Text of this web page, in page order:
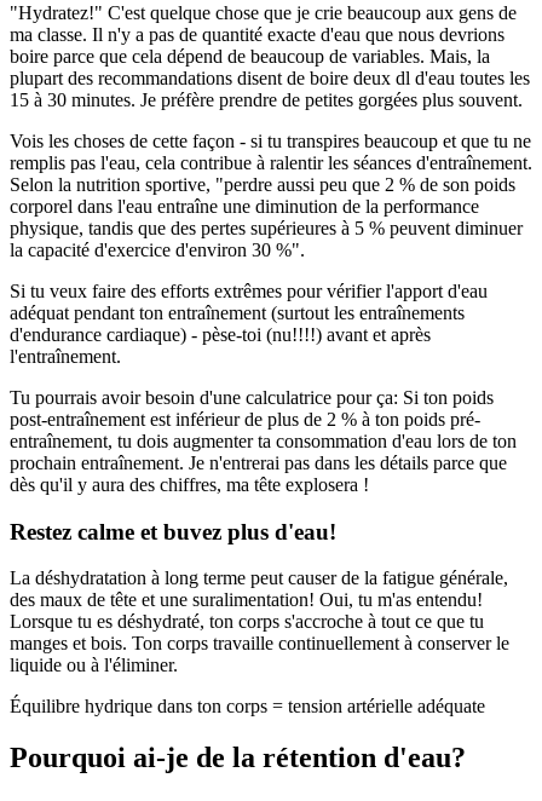
"Hydratez!" C'est quelque chose que je crie beaucoup aux gens de
ma classe. Il n'y a pas de quantité exacte d'eau que nous devrions
boire parce que cela dépend de beaucoup de variables. Mais, la
plupart des recommandations disent de boire deux dl d'eau toutes les
15 à 30 minutes. Je préfère prendre de petites gorgées plus souvent.
Vois les choses de cette façon - si tu transpires beaucoup et que tu ne
remplis pas l'eau, cela contribue à ralentir les séances d'entraînement.
Selon la nutrition sportive, "perdre aussi peu que 2 % de son poids
corporel dans l'eau entraîne une diminution de la performance
physique, tandis que des pertes supérieures à 5 % peuvent diminuer
la capacité d'exercice d'environ 30 %".
Si tu veux faire des efforts extrêmes pour vérifier l'apport d'eau
adéquat pendant ton entraînement (surtout les entraînements
d'endurance cardiaque) - pèse-toi (nu!!!!) avant et après
l'entraînement.
Tu pourrais avoir besoin d'une calculatrice pour ça: Si ton poids
post-entraînement est inférieur de plus de 2 % à ton poids pré-
entraînement, tu dois augmenter ta consommation d'eau lors de ton
prochain entraînement. Je n'entrerai pas dans les détails parce que
dès qu'il y aura des chiffres, ma tête explosera !
Restez calme et buvez plus d'eau!
La déshydratation à long terme peut causer de la fatigue générale,
des maux de tête et une suralimentation! Oui, tu m'as entendu!
Lorsque tu es déshydraté, ton corps s'accroche à tout ce que tu
manges et bois. Ton corps travaille continuellement à conserver le
liquide ou à l'éliminer.
Équilibre hydrique dans ton corps = tension artérielle adéquate
Pourquoi ai-je de la rétention d'eau?